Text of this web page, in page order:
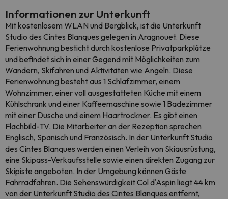
Informationen zur Unterkunft
Mit kostenlosem WLAN und Bergblick, ist die Unterkunft
Studio des Cintes Blanques gelegen in Aragnouet. Diese
Ferienwohnung besticht durch kostenlose Privatparkplätze
und befindet sich in einer Gegend mit Möglichkeiten zum
Wandern, Skifahren und Aktivitäten wie Angeln. Diese
Ferienwohnung besteht aus 1 Schlafzimmer, einem
Wohnzimmer, einer voll ausgestatteten Küche mit einem
Kühlschrank und einer Kaffeemaschine sowie 1 Badezimmer
mit einer Dusche und einem Haartrockner. Es gibt einen
Flachbild-TV. Die Mitarbeiter an der Rezeption sprechen
Englisch, Spanisch und Französisch. In der Unterkunft Studio
des Cintes Blanques werden einen Verleih von Skiausrüstung,
eine Skipass-Verkaufsstelle sowie einen direkten Zugang zur
Skipiste angeboten. In der Umgebung können Gäste
Fahrradfahren. Die Sehenswürdigkeit Col d'Aspin liegt 44 km
von der Unterkunft Studio des Cintes Blanques entfernt,